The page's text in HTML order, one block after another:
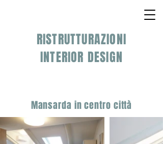
Mansarda in centro città
RISTRUTTURAZIONI
INTERIOR DESIGN